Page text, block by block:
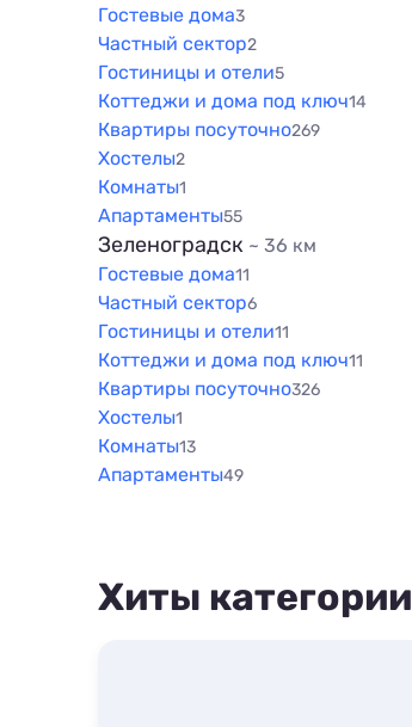
Гостевые дома3
Частный сектор2
Гостиницы и отели5
Коттеджи и дома под ключ14
Квартиры посуточно269
Хостелы2
Комнаты1
Апартаменты55
Зеленоградск ~ 36 км
Гостевые дома11
Частный сектор6
Гостиницы и отели11
Коттеджи и дома под ключ11
Квартиры посуточно326
Хостелы1
Комнаты13
Апартаменты49
Хиты категории